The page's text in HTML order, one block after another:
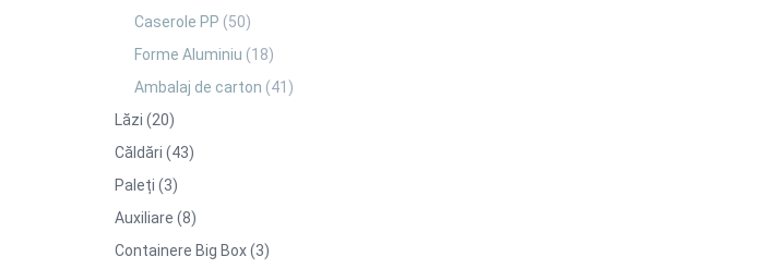
Caserole PP (50)
Forme Aluminiu (18)
Ambalaj de carton (41)
Lăzi (20)
Căldări (43)
Paleți (3)
Auxiliare (8)
Containere Big Box(3)